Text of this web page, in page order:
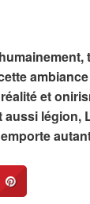
et
légion,